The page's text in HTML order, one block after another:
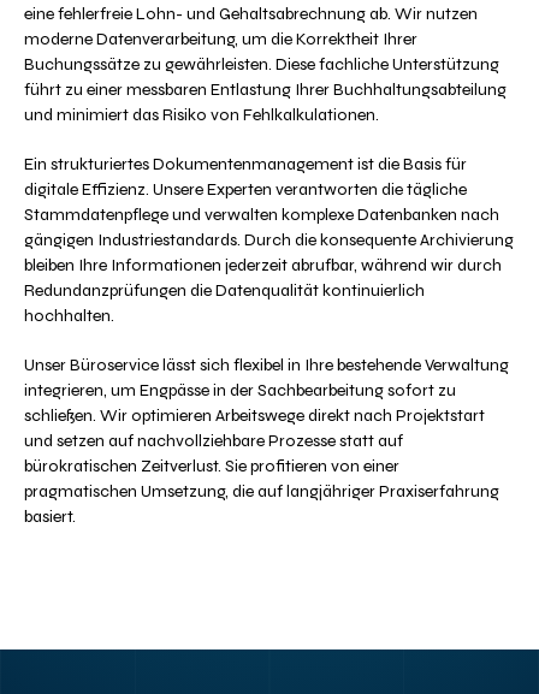
eine fehlerfreie Lohn- und Gehaltsabrechnung ab. Wir nutzen
moderne Datenverarbeitung, um die Korrektheit Ihrer
Buchungssätze zu gewährleisten. Diese fachliche Unterstützung
führt zu einer messbaren Entlastung Ihrer Buchhaltungsabteilung
und minimiert das Risiko von Fehlkalkulationen.
Ein strukturiertes Dokumentenmanagement ist die Basis für
digitale Effizienz. Unsere Experten verantworten die tägliche
Stammdatenpflege und verwalten komplexe Datenbanken nach
gängigen Industriestandards. Durch die konsequente Archivierung
bleiben Ihre Informationen jederzeit abrufbar, während wir durch
Redundanzprüfungen die Datenqualität kontinuierlich
hochhalten.
Unser Büroservice lässt sich flexibel in Ihre bestehende Verwaltung
integrieren, um Engpässe in der Sachbearbeitung sofort zu
schließen. Wir optimieren Arbeitswege direkt nach Projektstart
und setzen auf nachvollziehbare Prozesse statt auf
bürokratischen Zeitverlust. Sie profitieren von einer
pragmatischen Umsetzung, die auf langjähriger Praxiserfahrung
basiert.